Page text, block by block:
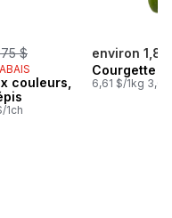
$
couleurs,
1ch
environ
Courgette
6,61 $/1kg